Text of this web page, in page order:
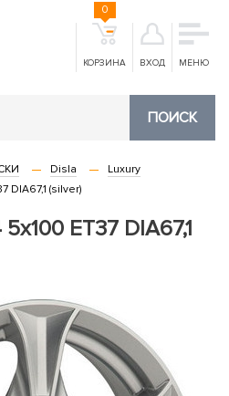
КОРЗИНА
0
ВХОД МЕНЮ
ПОИСК
Disla
Luxury
DIA67,1 (silver)
ET37 DIA67,1